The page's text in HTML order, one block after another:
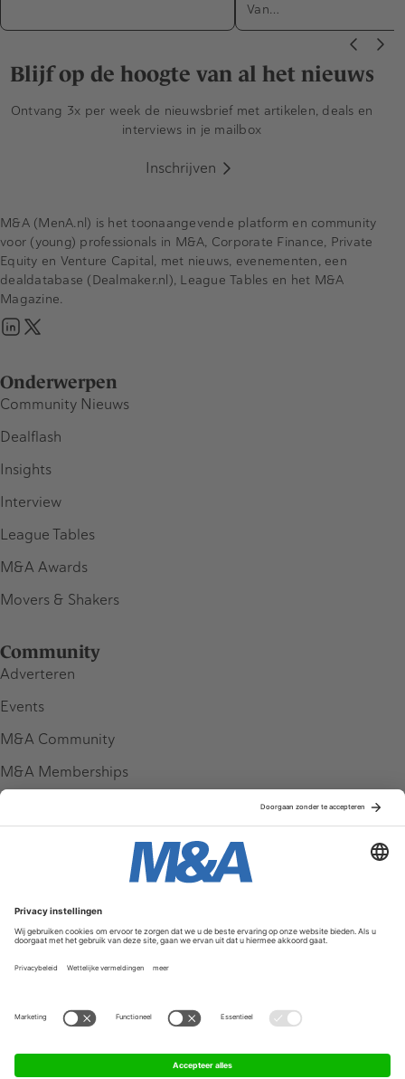
Van…
Blijf op de hoogte van al het nieuws
Ontvang 3x per week de nieuwsbrief met artikelen, deals en
interviews in je mailbox
Inschrijven
Onderwerpen
Community Nieuws
Dealflash
Insights
Interview
League Tables
M&A Awards
Movers & Shakers
Community
Adverteren
Events
M&A Community
M&A Memberships
Service & Contact
Contact
FAQ
Werken bij ons
Algemene Voorwaarden
M&A (MenA.nl) is het toonaangevende platform en community
voor (young) professionals in M&A, Corporate Finance, Private
Equity en Venture Capital, met nieuws, evenementen, een
dealdatabase (Dealmaker.nl), League Tables en het M&A
Magazine.